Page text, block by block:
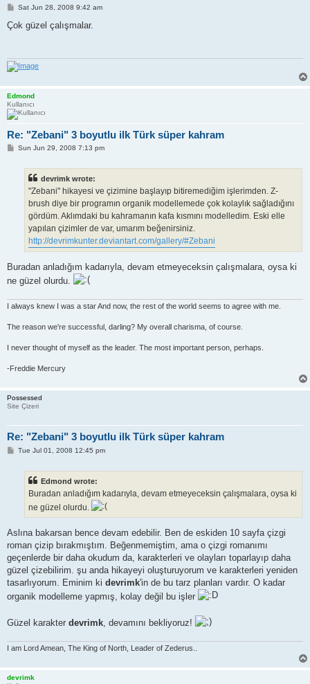
P
s
Sat Jun 28, 2008 9:42 am
Çok güzel çalışmalar.
Edmond
Kullanıcı
Re: "Zebani" 3 boyutlu ilk Türk süper kahram
PSun Jun 29, 2008 7:13 pm
devrimk wrote:
"Zebani" hikayesi ve çizimine başlayıp bitiremediğim işlerimden. Z-
brush diye bir programın organik modellemede çok kolaylık sağladığını
gördüm. Aklımdaki bu kahramanın kafa kısmını modelledim. Eski elle
yapılan çizimler de var, umarım beğenirsiniz.
http://devrimkunter.deviantart.com/gallery/#Zebani
Buradan anladığım kadarıyla, devam etmeyeceksin çalışmalara, oysa ki
ne güzel olurdu.
I always knew I was a star And now, the rest of the world seems to agree with me.
The reason we're successful, darling? My overall charisma, of course.
I never thought of myself as the leader. The most important person, perhaps.
-Freddie Mercury
Possessed
Site Çizeri
Re: "Zebani" 3 boyutlu ilk Türk süper kahram
PTue Jul 01, 2008 12:45 pm
Edmond wrote:
Buradan anladığım kadarıyla, devam etmeyeceksin çalışmalara, oysa ki
ne güzel olurdu.
Aslına bakarsan bence devam edebilir. Ben de eskiden 10 sayfa çizgi
roman çizip bırakmıştım. Beğenmemiştim, ama o çizgi romanımı
geçenlerde bir daha okudum da, karakterleri ve olayları toparlayıp daha
güzel çizebilirim. şu anda hikayeyi oluşturuyorum ve karakterleri yeniden
tasarlıyorum. Eminim ki devrimk'in de bu tarz planları vardır. O kadar
organik modelleme yapmış, kolay değil bu işler
Güzel karakter devrimk , devamını bekliyoruz!
I am Lord Amean, The King of North, Leader of Zederus..
devrimk